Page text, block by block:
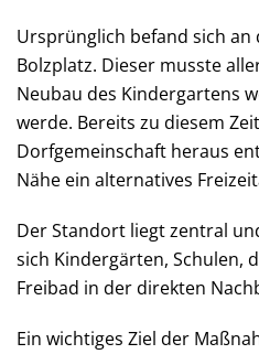
Ursprünglich befand sich an
Bolzplatz. Dieser musste
Neubau des Kindergartens
werde. Bereits zu diesem
Dorfgemeinschaft heraus
Nähe ein alternatives
Der Standort liegt zentral
sich Kindergärten, Schulen,
Freibad in der direkten
Ein wichtiges Ziel der